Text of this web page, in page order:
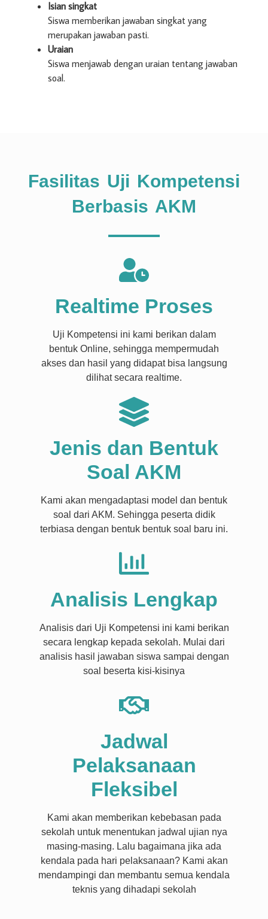
Isian singkat
Siswa memberikan jawaban singkat yang
merupakan jawaban pasti.
Uraian
Siswa menjawab dengan uraian tentang jawaban
soal.
Fasilitas Uji Kompetensi
Berbasis AKM
Realtime Proses
Uji Kompetensi ini kami berikan dalam
bentuk Online, sehingga mempermudah
akses dan hasil yang didapat bisa langsung
dilihat secara realtime.
Jenis dan Bentuk
Soal AKM​
Kami akan mengadaptasi model dan bentuk
soal dari AKM. Sehingga peserta didik
terbiasa dengan bentuk bentuk soal baru ini.
Analisis Lengkap
Analisis dari Uji Kompetensi ini kami berikan
secara lengkap kepada sekolah. Mulai dari
analisis hasil jawaban siswa sampai dengan
soal beserta kisi-kisinya​
Jadwal
Pelaksanaan
Fleksibel
Kami akan memberikan kebebasan pada
sekolah untuk menentukan jadwal ujian nya
masing-masing. Lalu bagaimana jika ada
kendala pada hari pelaksanaan? Kami akan
mendampingi dan membantu semua kendala
teknis yang dihadapi sekolah